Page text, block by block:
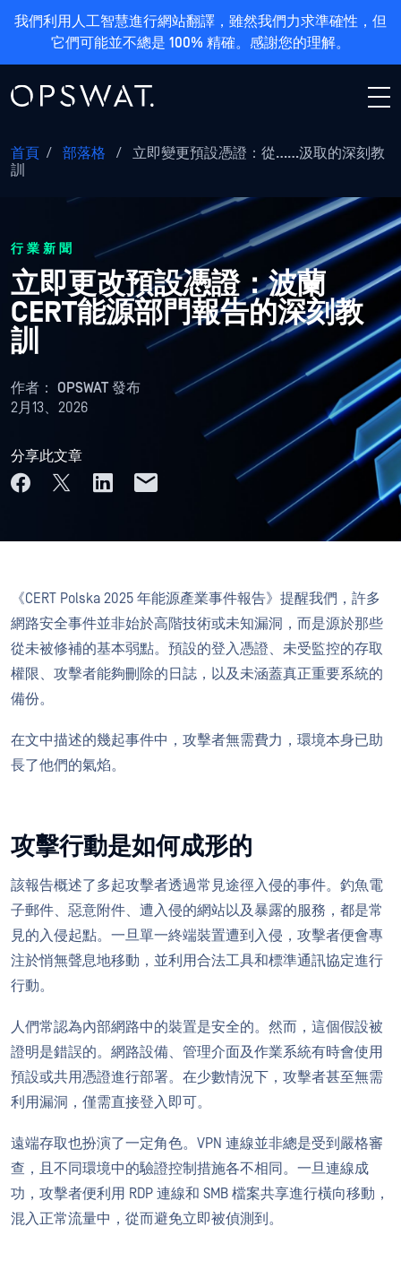
我們利用人工智慧進行網站翻譯，雖然我們力求準確性，但
它們可能並不總是 100% 精確。感謝您的理解。
首頁 / 部落格 /
立即變更預設憑證：從……汲取的深刻教
訓
行業新聞
立即更改預設憑證：波蘭
CERT能源部門報告的深刻教
訓
作者： OPSWAT 發布
2月13、2026
分享此文章
《CERT Polska 2025 年能源產業事件報告》提醒我們，許多
網路安全事件並非始於高階技術或未知漏洞，而是源於那些
從未被修補的基本弱點。預設的登入憑證、未受監控的存取
權限、攻擊者能夠刪除的日誌，以及未涵蓋真正重要系統的
備份。
在文中描述的幾起事件中，攻擊者無需費力，環境本身已助
長了他們的氣焰。
攻擊行動是如何成形的
該報告概述了多起攻擊者透過常見途徑入侵的事件。釣魚電
子郵件、惡意附件、遭入侵的網站以及暴露的服務，都是常
見的入侵起點。一旦單一終端裝置遭到入侵，攻擊者便會專
注於悄無聲息地移動，並利用合法工具和標準通訊協定進行
行動。
人們常認為內部網路中的裝置是安全的。然而，這個假設被
證明是錯誤的。網路設備、管理介面及作業系統有時會使用
預設或共用憑證進行部署。在少數情況下，攻擊者甚至無需
利用漏洞，僅需直接登入即可。
遠端存取也扮演了一定角色。VPN 連線並非總是受到嚴格審
查，且不同環境中的驗證控制措施各不相同。一旦連線成
功，攻擊者便利用 RDP 連線和 SMB 檔案共享進行橫向移動，
混入正常流量中，從而避免立即被偵測到。